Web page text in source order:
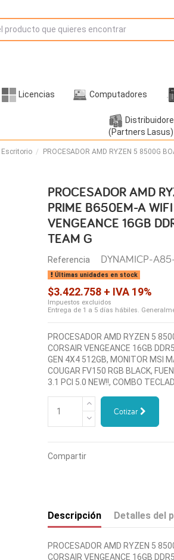
Licencias Computadores
(Partners Lasus)
Escritorio
PROCESADOR AMD RYZEN 5 8500G
PROCESADOR AMD
PRIME B650EM-A
VENGEANCE 16GB
TEAM G
Referencia DYNAMICP-
Últimas unidades en stock
$3.422.758 + IVA 19%
Impuestos excluidos
Entrega de 1 a 5 días hábiles.
PROCESADOR AMD RYZEN 5
CORSAIR VENGEANCE 16GB
GEN 4X4 512GB, MONITOR MSI
COUGAR FV150 RGB BLACK,
3.1 PCI 5.0 NEW!!, COMBO
Cotizar
Compartir
Descripción Detalles del
PROCESADOR AMD RYZEN 5
CORSAIR VENGEANCE 16GB